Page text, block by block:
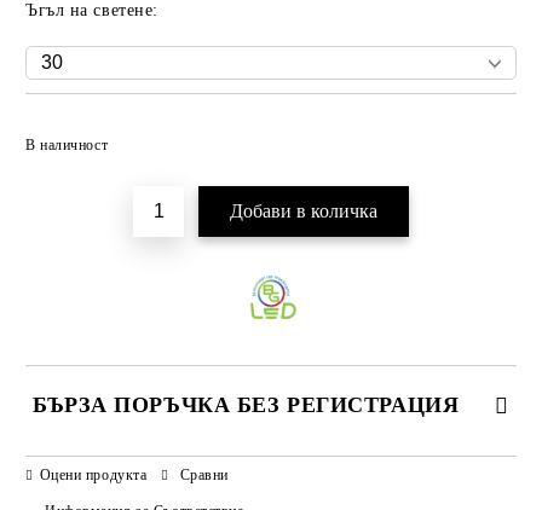
Ъгъл на светене:
В наличност
БЪРЗА ПОРЪЧКА БЕЗ РЕГИСТРАЦИЯ
САМО ПОПЪЛНЕТЕ 3 ПОЛЕТА
Оцени продукта Сравни